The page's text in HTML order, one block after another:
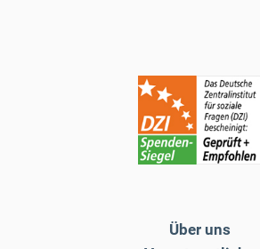
Über uns